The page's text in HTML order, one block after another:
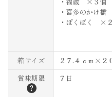
・喜多のかけ
・ぽくぽく ×
箱サイズ
２７.４ｃｍ×２
賞味期限
？
７日